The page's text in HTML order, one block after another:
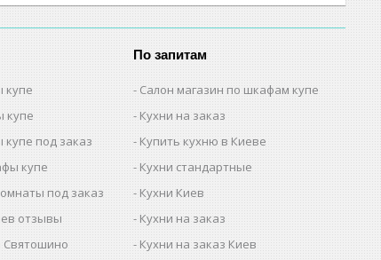
купе
купе
под заказ
купе
под заказ
отзывы
По запитам
Салон магазин по шкафам купе
Кухни на заказ
Купить кухню в Киеве
Кухни стандартные
Кухни Киев
Кухни на заказ
Кухни на заказ Киев